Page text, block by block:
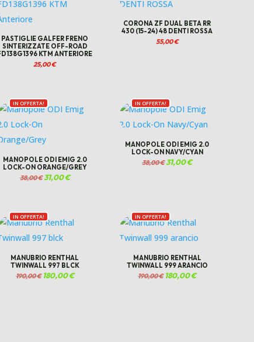
PASTIGLIE GALFER FRENO
SINTERIZZATE OFF-ROAD
KTM ANTERIORE
25,00€
CORONA ZF DUAL BETA RR
430 (15-24) 48 DENTI ROSSA
55,00€
IN OFFERTA!
MANOPOLE ODI EMIG 2.0
LOCK-ON ORANGE/GREY
38,00€Il
prezzo
31,00€Il
prezzo
IN OFFERTA!
MANOPOLE ODI EMIG 2.0
LOCK-ON NAVY/CYAN
38,00€ Il
prezzo
31,00€Il
prezzo
IN OFFERTA!
MANUBRIO RENTHAL
TWINWALL 997 BLCK
190,00€Il
prezzo
180,00€Il
prezzo
IN OFFERTA!
MANUBRIO RENTHAL
TWINWALL 999 ARANCIO
190,00€ Il
prezzo
180,00€Il
prezzo